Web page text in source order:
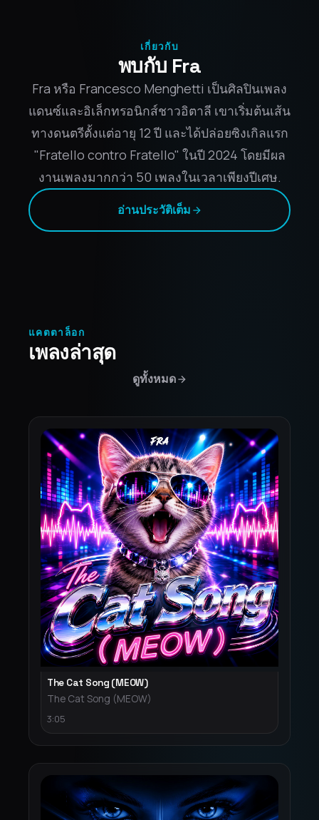
เกี่ยวกับ
พบกับ Fra
Fra หรือ Francesco Menghetti เป็นศิลปินเพลง
แดนซ์และอิเล็กทรอนิกส์ชาวอิตาลี เขาเริ่มต้นเส้น
ทางดนตรีตั้งแต่อายุ 12 ปี และได้ปล่อยซิงเกิลแรก
"Fratello contro Fratello" ในปี 2024 โดยมีผล
งานเพลงมากกว่า 50 เพลงในเวลาเพียงปีเศษ.
อ่านประวัติเต็ม
แคตตาล็อก
เพลงล่าสุด
ดูทั้งหมด
The Cat Song (MEOW)
The Cat Song (MEOW)
3:05